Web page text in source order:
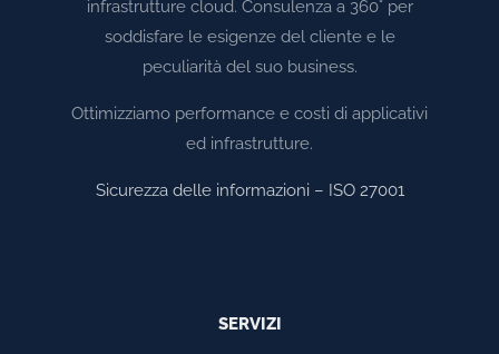
infrastrutture cloud. Consulenza a 360° per
soddisfare le esigenze del cliente e le
peculiarità del suo business.
Ottimizziamo performance e costi di applicativi
ed infrastrutture.
Sicurezza delle informazioni – ISO 27001
SERVIZI